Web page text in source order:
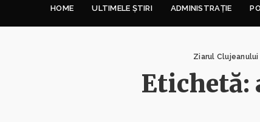
HOME ULTIMELE ȘTIRI ADMINISTRAȚIE
Ziarul Clujeanului
Etichetă: